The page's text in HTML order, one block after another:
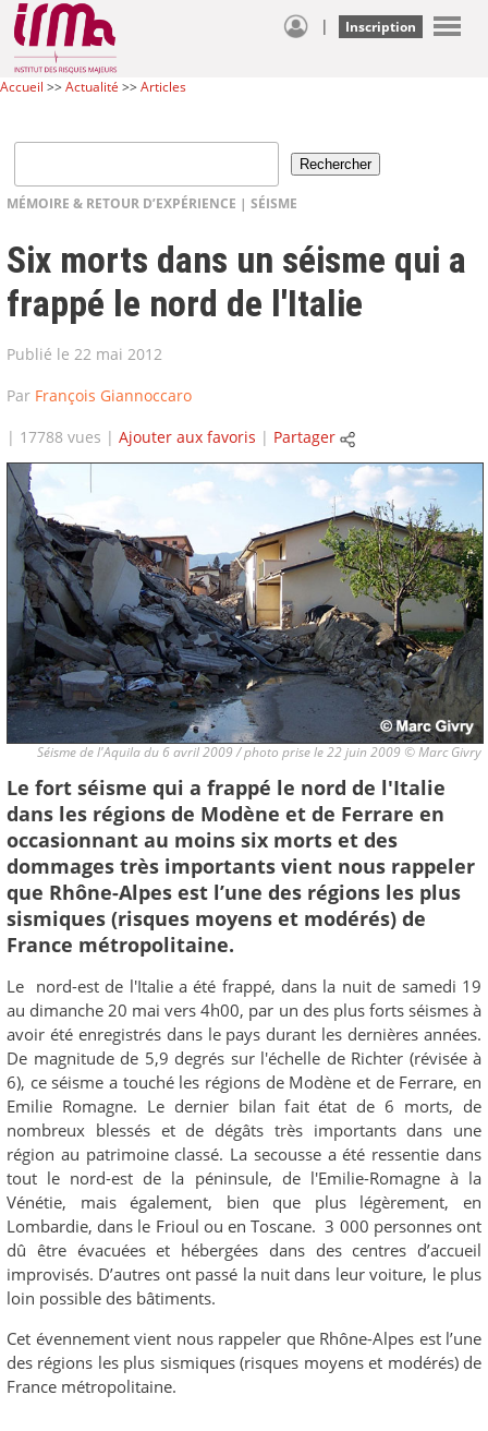
| Inscription
Accueil >>Actualité >>Articles
MÉMOIRE & RETOUR D’EXPÉRIENCE | SÉISME
Six morts dans un séisme qui a
frappé le nord de l'Italie
Publié le 22 mai 2012
Par François Giannoccaro
| 17788 vues | Ajouter aux favoris | Partager
Séisme de l'Aquila du 6 avril 2009 / photo prise le 22 juin 2009 © Marc Givry
Le fort séisme qui a frappé le nord de l'Italie
dans les régions de Modène et de Ferrare en
occasionnant au moins six morts et des
dommages très importants vient nous rappeler
que Rhône-Alpes est l’une des régions les plus
sismiques (risques moyens et modérés) de
France métropolitaine.
Le nord-est de l'Italie a été frappé, dans la nuit de samedi 19
au dimanche 20 mai vers 4h00, par un des plus forts séismes à
avoir été enregistrés dans le pays durant les dernières années.
De magnitude de 5,9 degrés sur l'échelle de Richter (révisée à
6), ce séisme a touché les régions de Modène et de Ferrare, en
Emilie Romagne. Le dernier bilan fait état de 6 morts, de
nombreux blessés et de dégâts très importants dans une
région au patrimoine classé. La secousse a été ressentie dans
tout le nord-est de la péninsule, de l'Emilie-Romagne à la
Vénétie, mais également, bien que plus légèrement, en
Lombardie, dans le Frioul ou en Toscane. 3 000 personnes ont
dû être évacuées et hébergées dans des centres d’accueil
improvisés. D’autres ont passé la nuit dans leur voiture, le plus
loin possible des bâtiments.
Cet évennement vient nous rappeler que Rhône-Alpes est l’une
des régions les plus sismiques (risques moyens et modérés) de
France métropolitaine.